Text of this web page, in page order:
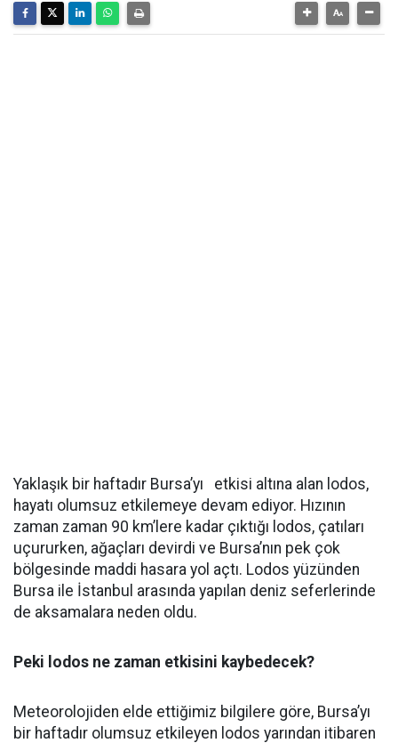
Yaklaşık bir haftadır Bursa’yı etkisi altına alan lodos,
hayatı olumsuz etkilemeye devam ediyor. Hızının
zaman zaman 90 km’lere kadar çıktığı lodos, çatıları
uçururken, ağaçları devirdi ve Bursa’nın pek çok
bölgesinde maddi hasara yol açtı. Lodos yüzünden
Bursa ile İstanbul arasında yapılan deniz seferlerinde
de aksamalara neden oldu.
Peki lodos ne zaman etkisini kaybedecek?
Meteorolojiden elde ettiğimiz bilgilere göre, Bursa’yı
bir haftadır olumsuz etkileyen lodos yarından itibaren